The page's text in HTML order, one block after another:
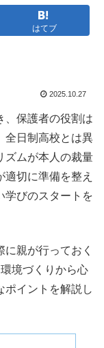
はてブ
2025.10.27
、保護者の役割は
全日制高校とは異
ズムが本人の裁量
切に準備を整え
学びのスタートを
親が行っておく
境づくりから心
ポイントを解説し